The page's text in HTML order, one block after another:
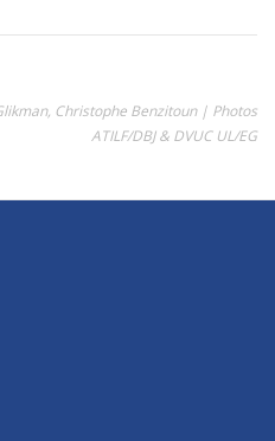
Christophe Benzitoun | Photos
ATILF/DBJ & DVUC UL/EG